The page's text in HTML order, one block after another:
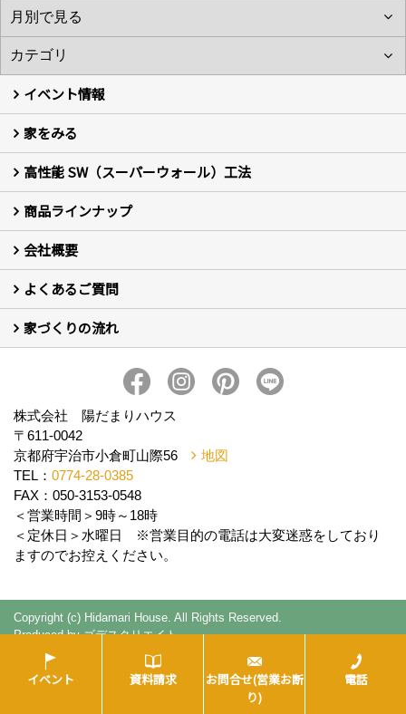
イベント情報
イベント予告
イベント報告
家をみる
フォトギャラリー
現場レポート
お客様の声
高性能 SW（スーパーウォール）工法
新築住宅の制振SW工法
セミ新築のSW工法（断熱リノベーション）
商品ラインナップ
セミ新築 (商標登録第6729704号) Hi・da・ma・ri の家
完全自由設計 注文住宅
自然素材の家 注文住宅
T-CLASS-北欧風セレクト住宅
会社概要
はじめての方 社長の想い
会社の歴史・陽だまりハウスの意味とは？
スタッフ紹介
スタッフブログ
会社情報
アクセス
会社紹介の動画
プライバシーポリシー
よくあるご質問
新築について (10)
リフォームについて (2)
家づくりの流れ
株式会社 陽だまりハウス
〒611-0042
京都府宇治市小倉町山際56
地図
TEL： 0774-28-0385
FAX：050-3153-0548
＜営業時間＞9時～18時
＜定休日＞水曜日 ※営業目的の電話は大変迷惑をしており
ますのでお控えください。
Copyright (c) Hidamari House. All Rights Reserved.
Produced byゴデスクリエイト
イベント 資料請求
お問合せ(営業お断
り)
電話